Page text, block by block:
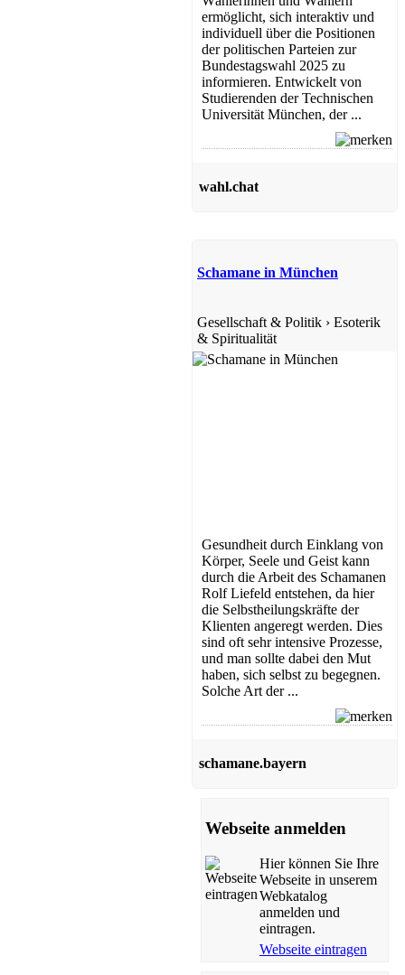
ermöglicht, sich interaktiv und
individuell über die Positionen
der politischen Parteien zur
Bundestagswahl 2025 zu
informieren. Entwickelt von
Studierenden der Technischen
Universität München, der ...
wahl.chat
Schamane in München
Gesellschaft & Politik › Esoterik
& Spiritualität
Gesundheit durch Einklang von
Körper, Seele und Geist kann
durch die Arbeit des Schamanen
Rolf Liefeld entstehen, da hier
die Selbstheilungskräfte der
Klienten angeregt werden. Dies
sind oft sehr intensive Prozesse,
und man sollte dabei den Mut
haben, sich selbst zu begegnen.
Solche Art der ...
schamane.bayern
Webseite anmelden
Hier können Sie Ihre
Webseite in unserem
Webkatalog
anmelden und
eintragen.
Webseite eintragen